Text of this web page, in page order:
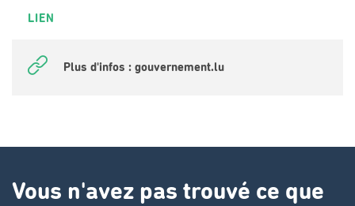
LIEN
Plus d'infos : gouvernement.lu
Vous n'avez pas trouvé ce que